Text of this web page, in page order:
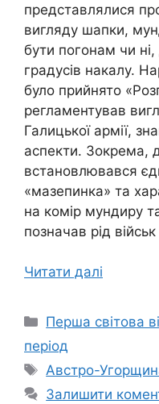
представлялися
вигляду шапки,
бути погонам чи
градусів накалу.
було прийнято
регламентував
Галицької армії,
аспекти. Зокрема,
встановлювався
«мазепинка» та
на комір мундиру
позначав рід
Читати далі
Категорії
Перша світова
період
Позначки
Австро-
Залишити